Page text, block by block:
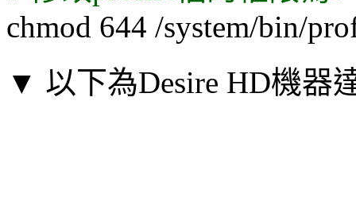
chmod 644 /system/bin/
▼ 以下為Desire HD機器